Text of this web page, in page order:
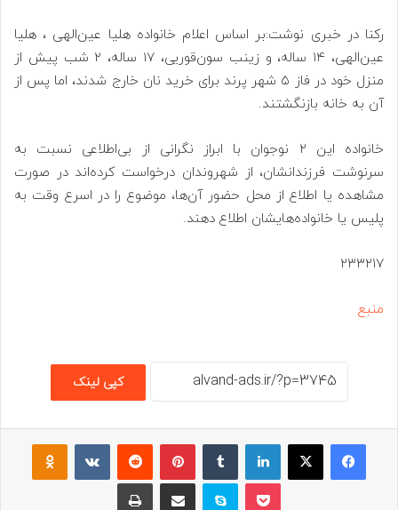
رکنا در خبری نوشت:بر اساس اعلام خانواده هلیا عین‌الهی ، هلیا
عین‌الهی، ۱۴ ساله، و زینب سون‌قوریی، ۱۷ ساله، ۲ شب پیش از
منزل خود در فاز ۵ شهر پرند برای خرید نان خارج شدند، اما پس از
آن به خانه بازنگشتند.
خانواده این ۲ نوجوان با ابراز نگرانی از بی‌اطلاعی نسبت به
سرنوشت فرزندانشان، از شهروندان درخواست کرده‌اند در صورت
مشاهده یا اطلاع از محل حضور آن‌ها، موضوع را در اسرع وقت به
پلیس یا خانواده‌هایشان اطلاع دهند.
۲۳۳۲۱۷
منبع
کپی لینک
فیسبوکایکس لینکداینتامبلر پینتریستReddit
VKontakte
پاکت اسکایپ اشتراک گذاری با ایمیل چاپ